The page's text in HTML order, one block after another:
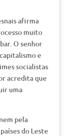
afirma
muito
O senhor
e
socialistas
acredita que
uma
pela
do Leste